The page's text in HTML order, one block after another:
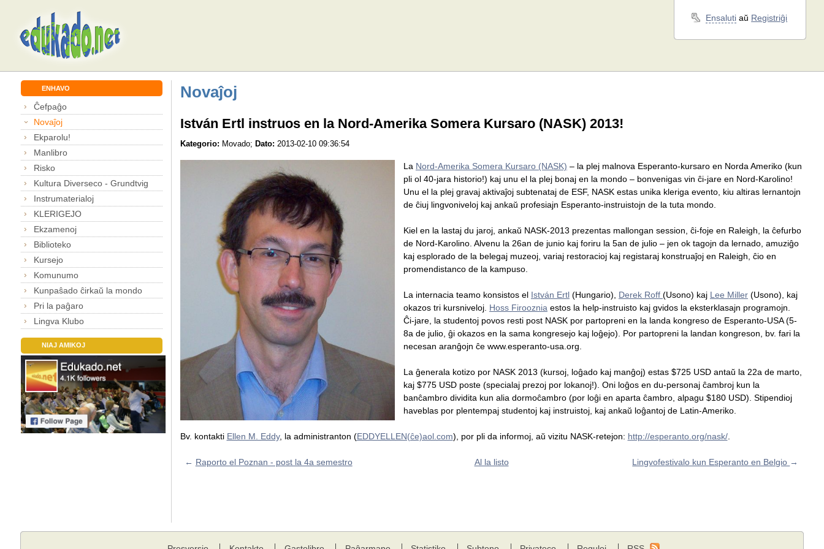
Ensaluti aŭ Registriĝi
ENHAVO
Ĉefpaĝo
Novaĵoj
Ekparolu!
Manlibro
Risko
Kultura Diverseco - Grundtvig
Instrumaterialoj
KLERIGEJO
Ekzamenoj
Biblioteko
Kursejo
Komunumo
Kunpaŝado ĉirkaŭ la mondo
Pri la paĝaro
Lingva Klubo
NIAJ AMIKOJ
Novaĵoj
István Ertl instruos en la Nord-Amerika Somera Kursaro (NASK) 2013!
Kategorio: Movado; Dato: 2013-02-10 09:36:54
La Nord-Amerika Somera Kursaro (NASK) – la plej malnova Esperanto-kursaro en Norda Ameriko (kun
pli ol 40-jara historio!) kaj unu el la plej bonaj en la mondo – bonvenigas vin ĉi-jare en Nord-Karolino!
Unu el la plej gravaj aktivaĵoj subtenataj de ESF, NASK estas unika kleriga evento, kiu altiras lernantojn
de ĉiuj lingvoniveloj kaj ankaŭ profesiajn Esperanto-instruistojn de la tuta mondo.
Kiel en la lastaj du jaroj, ankaŭ NASK-2013 prezentas mallongan session, ĉi-foje en Raleigh, la ĉefurbo
de Nord-Karolino. Alvenu la 26an de junio kaj foriru la 5an de julio – jen ok tagojn da lernado, amuziĝo
kaj esplorado de la belegaj muzeoj, variaj restoracioj kaj registaraj konstruaĵoj en Raleigh, ĉio en
promendistanco de la kampuso.
La internacia teamo konsistos el István Ertl(Hungario), Derek Roff (Usono) kaj Lee Miller(Usono), kaj
okazos tri kursniveloj. Hoss Firooznia estos la help-instruisto kaj gvidos la eksterklasajn programojn.
Ĉi-jare, la studentoj povos resti post NASK por partopreni en la landa kongreso de Esperanto-USA (5-
8a de julio, ĝi okazos en la sama kongresejo kaj loĝejo). Por partopreni la landan kongreson, bv. fari la
necesan aranĝojn ĉe www.esperanto-usa.org.
La ĝenerala kotizo por NASK 2013 (kursoj, loĝado kaj manĝoj) estas $725 USD antaŭ la 22a de marto,
kaj $775 USD poste (specialaj prezoj por lokanoj!). Oni loĝos en du-personaj ĉambroj kun la
banĉambro dividita kun alia dormoĉambro (por loĝi en aparta ĉambro, alpagu $180 USD). Stipendioj
haveblas por plentempaj studentoj kaj instruistoj, kaj ankaŭ loĝantoj de Latin-Ameriko.
Bv. kontakti Ellen M. Eddy, la administranton (EDDYELLEN(ĉe)aol.com), por pli da informoj, aŭ vizitu NASK-retejon: http://esperanto.org/nask/.
← Raporto el Poznan - post la 4a semestro Al la listo Lingvofestivalo kun Esperanto en Belgio →